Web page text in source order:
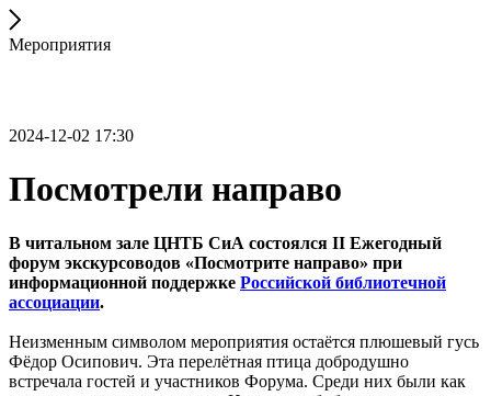
Мероприятия
2024-12-02 17:30
Посмотрели направо
В читальном зале ЦНТБ СиА состоялся II Ежегодный
форум экскурсоводов «Посмотрите направо» при
информационной поддержке Российской библиотечной
ассоциации.
Неизменным символом мероприятия остаётся плюшевый гусь
Фёдор Осипович. Эта перелётная птица добродушно
встречала гостей и участников Форума. Среди них были как